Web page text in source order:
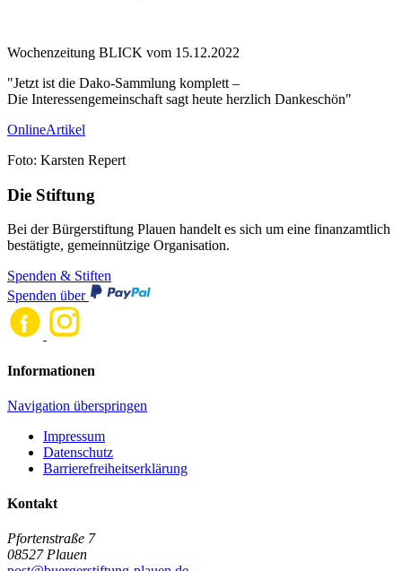
Wochenzeitung BLICK vom 15.12.2022
"Jetzt ist die Dako-Sammlung komplett –
Die Interessengemeinschaft sagt heute herzlich Dankeschön"
OnlineArtikel
Foto: Karsten Repert
Die Stiftung
Bei der Bürgerstiftung Plauen handelt es sich um eine finanzamtlich
bestätigte, gemeinnützige Organisation.
Spenden & Stiften
Spenden über
Informationen
Navigation überspringen
Impressum
Datenschutz
Barrierefreiheitserklärung
Kontakt
Pfortenstraße 7
08527 Plauen